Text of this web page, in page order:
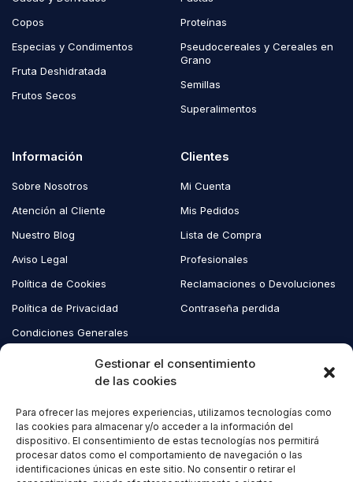
Gestionar el consentimiento
de las cookies
Para ofrecer las mejores experiencias, utilizamos tecnologías como
las cookies para almacenar y/o acceder a la información del
dispositivo. El consentimiento de estas tecnologías nos permitirá
procesar datos como el comportamiento de navegación o las
identificaciones únicas en este sitio. No consentir o retirar el
Copos
Especias y Condimentos
Fruta Deshidratada
Frutos Secos
Proteínas
Pseudocereales y Cereales en
Grano
Semillas
Superalimentos
Información
Sobre Nosotros
Atención al Cliente
Nuestro Blog
Aviso Legal
Política de Cookies
Política de Privacidad
Condiciones Generales
Clientes
Mi Cuenta
Mis Pedidos
Lista de Compra
Profesionales
Reclamaciones o Devoluciones
Contraseña perdida
Copyright © 2023 EcoAndes. Todos los derechos reservados.